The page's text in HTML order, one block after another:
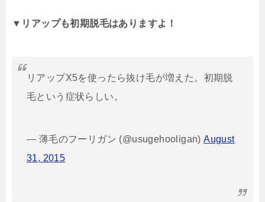
▼リアップも初期脱毛はありますよ！
リアップX5を使ったら抜け毛が増えた。初期脱
毛という症状らしい。
— 薄毛のフーリガン (@usugehooligan)August
31, 2015